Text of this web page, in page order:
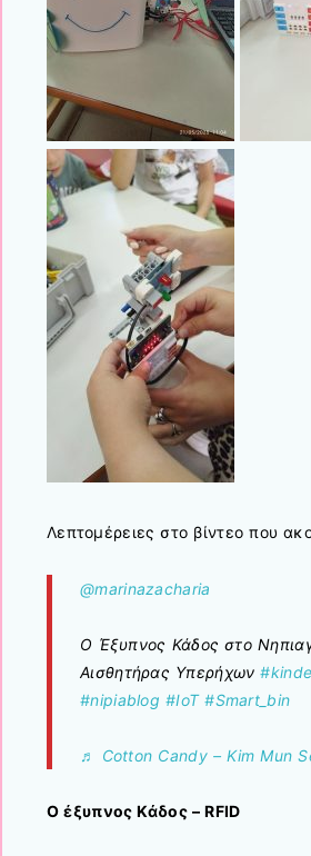
Λεπτομέρειες στο βίντεο που
@marinazacharia
Ο Έξυπνος Κάδος στο
Αισθητήρας Υπερήχων
#nipiablog #IoT #Smart_bin
♬ Cotton Candy – Kim Mun
Ο έξυπνος Κάδος – RFID